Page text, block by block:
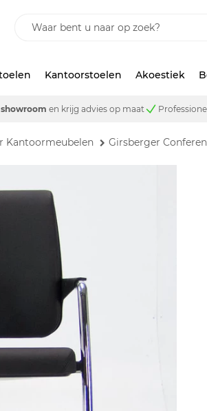
Kantoorstoelen Akoestiek
en krijg advies op maat
Kantoormeubelen Girsberger